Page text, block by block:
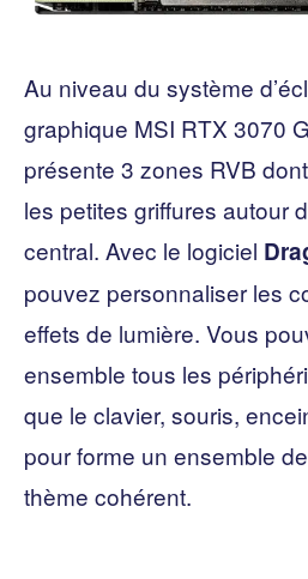
Au niveau du système
graphique MSI RTX 3070
présente 3 zones RVB
les petites griffures autour
central. Avec le logiciel
pouvez personnaliser les
effets de lumière. Vous
ensemble tous les
que le clavier, souris,
pour forme un ensemble
thème cohérent.